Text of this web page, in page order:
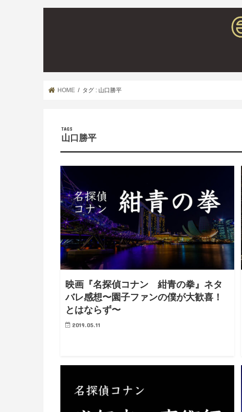
HOME タグ : 山口勝平
山口勝平
映画『名探偵コナン 紺青の拳』ネタ
バレ感想〜園子ファンの僕が大歓喜！
とはならず〜
2019.05.11